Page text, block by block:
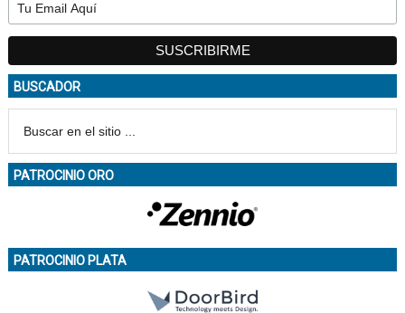
BUSCADOR
PATROCINIO ORO
PATROCINIO PLATA